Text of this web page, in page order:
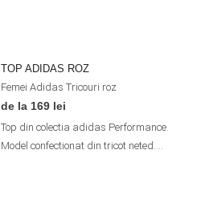
TOP ADIDAS ROZ
Femei Adidas Tricouri roz
de la 169 lei
Top din colectia adidas Performance.
Model confectionat din tricot neted....